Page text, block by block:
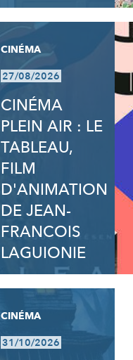
CINÉMA
27/08/2026
CINÉMA
PLEIN AIR : LE
TABLEAU,
FILM
D'ANIMATION
DE JEAN-
FRANCOIS
LAGUIONIE
CINÉMA
31/10/2026